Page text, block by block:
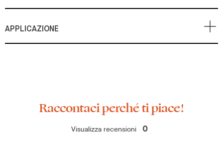
APPLICAZIONE
Raccontaci perché ti piace!
Visualizza recensioni 0